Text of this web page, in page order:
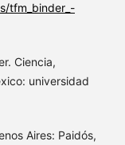
tfm_binder_-
Ciencia,
universidad
Aires: Paidós,